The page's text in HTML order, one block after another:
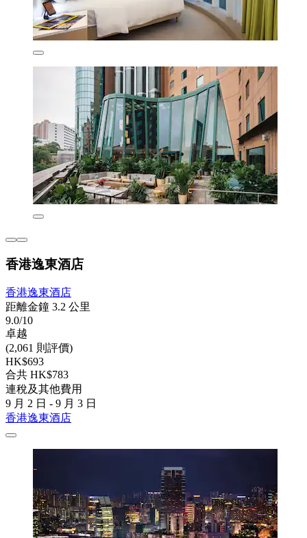
香港逸東酒店
香港逸東酒店
距離金鐘 3.2 公里
9.0/10
卓越
(2,061 則評價)
HK$693
合共 HK$783
連稅及其他費用
9 月 2 日 - 9 月 3 日
香港逸東酒店